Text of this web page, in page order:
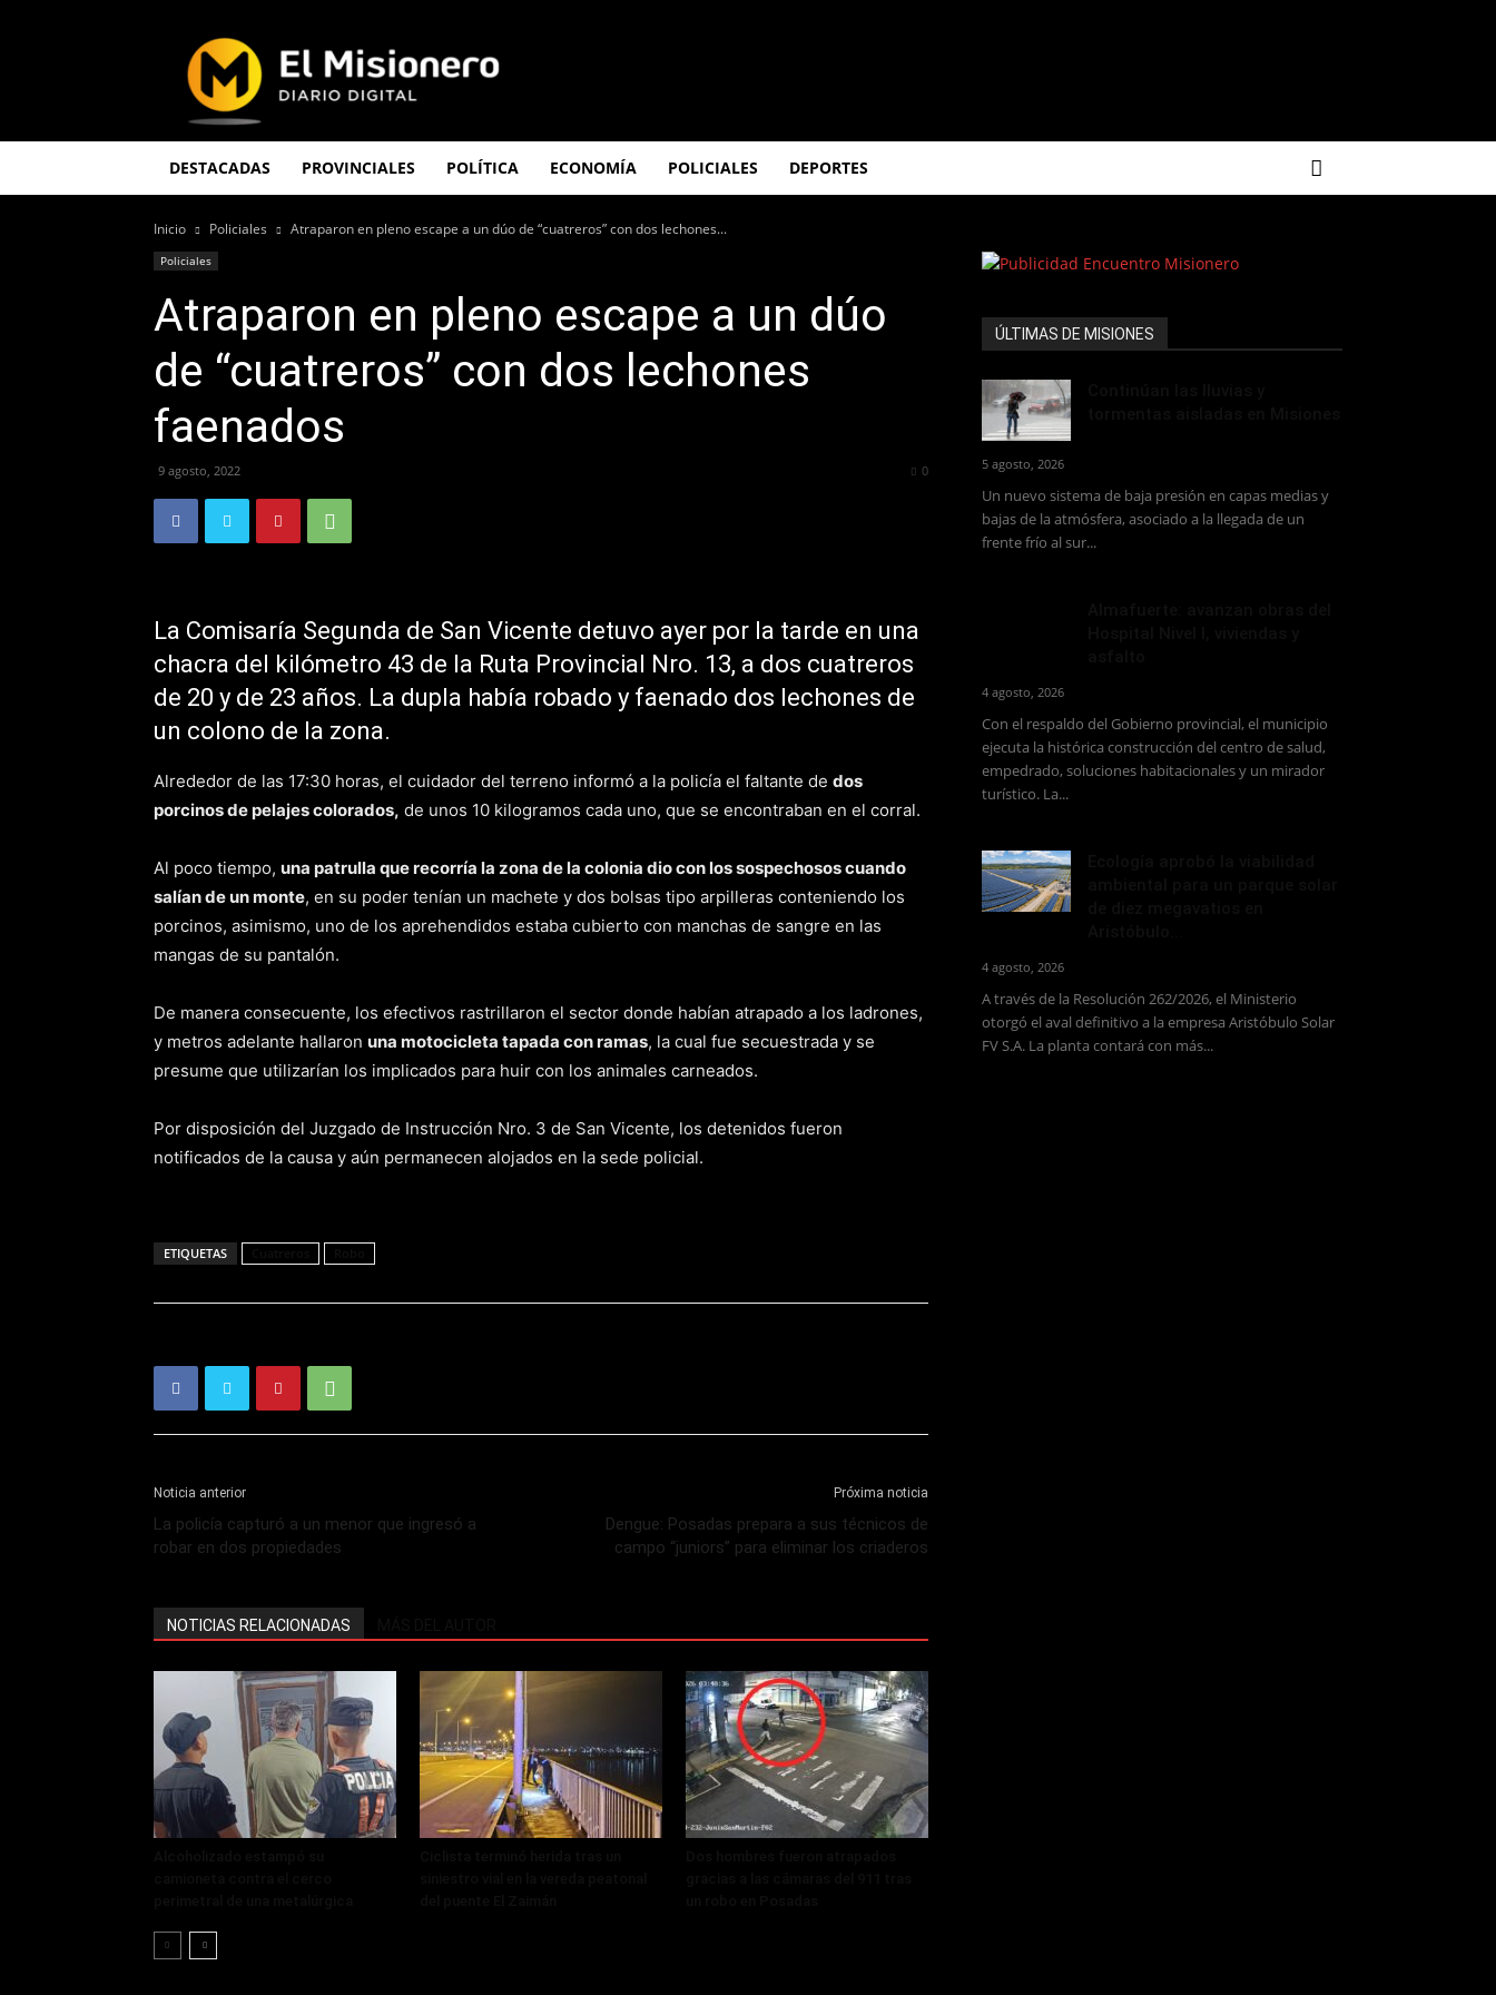
Misionero
DESTACADAS PROVINCIALES POLÍTICA ECONOMÍA POLICIALES DEPORTES
Inicio Policiales Atraparon en pleno escape a un dúo de “cuatreros” con dos lechones...
Policiales
Atraparon en pleno escape a un dúo
de “cuatreros” con dos lechones
faenados
9 agosto, 2022 0
La Comisaría Segunda de San Vicente detuvo ayer por la tarde en una
chacra del kilómetro 43 de la Ruta Provincial Nro. 13, a dos cuatreros
de 20 y de 23 años. La dupla había robado y faenado dos lechones de
un colono de la zona.
Alrededor de las 17:30 horas, el cuidador del terreno informó a la policía el faltante de dos
porcinos de pelajes colorados, de unos 10 kilogramos cada uno, que se encontraban en el corral.
Al poco tiempo, una patrulla que recorría la zona de la colonia dio con los sospechosos cuando
salían de un monte, en su poder tenían un machete y dos bolsas tipo arpilleras conteniendo los
porcinos, asimismo, uno de los aprehendidos estaba cubierto con manchas de sangre en las
mangas de su pantalón.
De manera consecuente, los efectivos rastrillaron el sector donde habían atrapado a los ladrones,
y metros adelante hallaron una motocicleta tapada con ramas, la cual fue secuestrada y se
presume que utilizarían los implicados para huir con los animales carneados.
Por disposición del Juzgado de Instrucción Nro. 3 de San Vicente, los detenidos fueron
notificados de la causa y aún permanecen alojados en la sede policial.
ETIQUETAS
Noticia anterior
La policía capturó a un menor que ingresó a
robar en dos propiedades
Próxima noticia
Dengue: Posadas prepara a sus técnicos de
campo “juniors” para eliminar los criaderos
NOTICIAS RELACIONADAS
ÚLTIMAS DE MISIONES
5 agosto, 2026
Un nuevo sistema de baja presión en capas medias y
bajas de la atmósfera, asociado a la llegada de un
frente frío al sur...
4 agosto, 2026
Con el respaldo del Gobierno provincial, el municipio
ejecuta la histórica construcción del centro de salud,
empedrado, soluciones habitacionales y un mirador
turístico. La...
4 agosto, 2026
A través de la Resolución 262/2026, el Ministerio
otorgó el aval definitivo a la empresa Aristóbulo Solar
FV S.A. La planta contará con más...